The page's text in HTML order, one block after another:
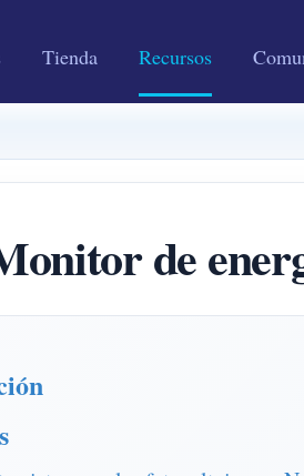
Tienda Recursos
de